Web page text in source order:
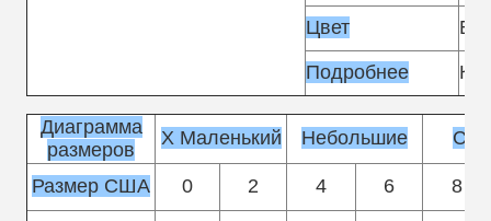
Цвет
Подробнее
Диаграмма
размеров
X Маленький Небольшие
Размер США 0 2 4 6 8